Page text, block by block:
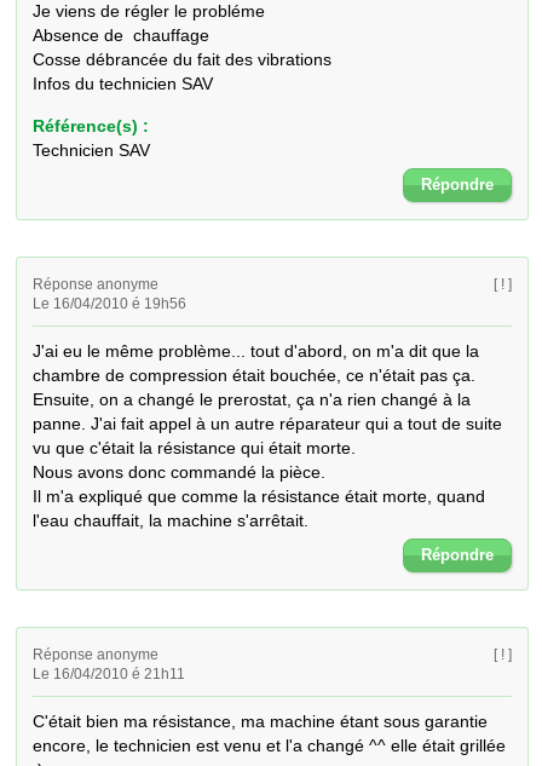
Je viens de régler le probléme
Absence de  chauffage
Cosse débrancée du fait des vibrations
Infos du technicien SAV
Référence(s) :
Technicien SAV
Répondre
Réponse anonyme
Le 16/04/2010 é 19h56
[ ! ]
J'ai eu le même problème... tout d'abord, on m'a dit que la
chambre de compression était bouchée, ce n'était pas ça.
Ensuite, on a changé le prerostat, ça n'a rien changé à la
panne. J'ai fait appel à un autre réparateur qui a tout de suite
vu que c'était la résistance qui était morte.
Nous avons donc commandé la pièce.
Il m'a expliqué que comme la résistance était morte, quand
l'eau chauffait, la machine s'arrêtait.
Répondre
Réponse anonyme
Le 16/04/2010 é 21h11
[ ! ]
C'était bien ma résistance, ma machine étant sous garantie
encore, le technicien est venu et l'a changé ^^ elle était grillée